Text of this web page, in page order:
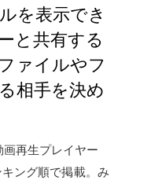
を表示でき
と共有する
ァイルやフ
相手を決め
再生プレイヤー
ング順で掲載。み